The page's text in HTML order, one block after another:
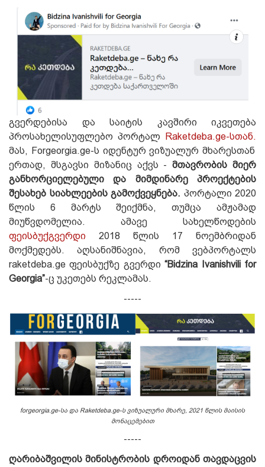
გვერდებისა და საიტის კავშირი იკვეთება
პროსახელისუფლებო პორტალ
Raketdeba.ge-სთან.
მას, Forgeorgia.ge-ს იდენტურ ვიზუალურ მხარესთან
ერთად, მსგავსი მიზანიც აქვს -მთავრობის მიერ
განხორციელებული და მიმდინარე პროექტების
შესახებ სიახლეების გამოქვეყნება. პორტალი 2020
წლის 6 მარტს შეიქმნა, თუმცა ამჟამად
მიუწვდომელია. ამავე სახელწოდების
ფეისბუქგვერდი 2018 წლის 17 ნოემბრიდან
მოქმედებს. აღსანიშნავია, რომ ვებპორტალს
raketdeba.ge ფეისბუქზე გვერდი“Bidzina Ivanishvili for
Georgia”-ც უკეთებს რეკლამას.
-----
forgeorgia.ge-სა და Raketdeba.ge-ს ვიზუალური მხარე, 2021 წლის მაისის
მონაცემებით
-----
ღარიბაშვილის მინისტრობის დროიდან თავდაცვის